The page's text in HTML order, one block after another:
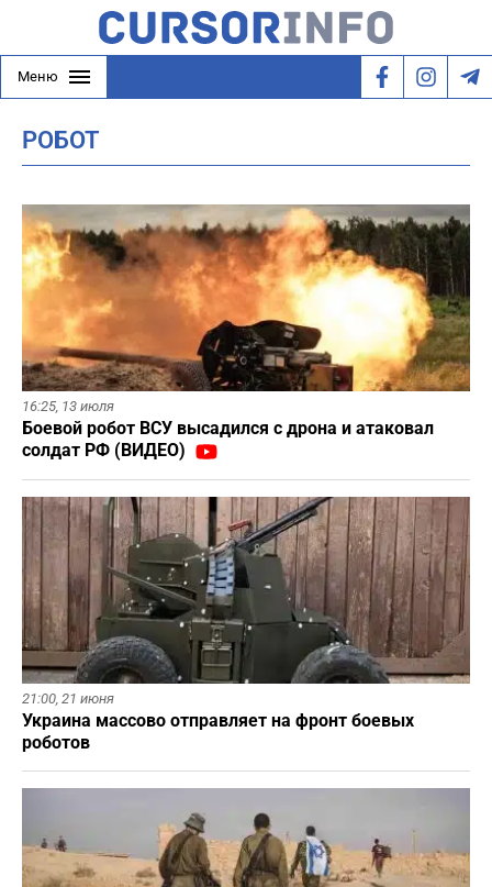
Меню
РОБОТ
16:25, 13 июля
Боевой робот ВСУ высадился с дрона и атаковал
солдат РФ (ВИДЕО)
21:00, 21 июня
Украина массово отправляет на фронт боевых
роботов